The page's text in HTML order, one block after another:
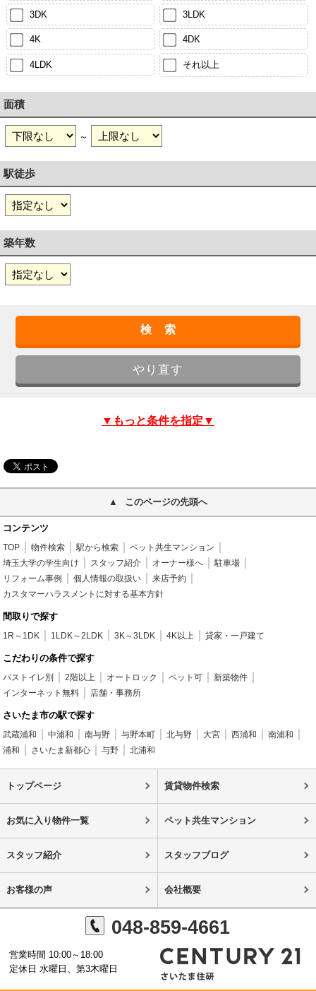
3DK 3LDK
4K 4DK
4LDK それ以上
面積
～
駅徒歩
築年数
▼もっと条件を指定▼
このページの先頭へ
コンテンツ
TOP 物件検索 駅から検索
ペット共生マンション
埼玉大学の学生向け
スタッフ紹介 オーナー様へ
駐車場
リフォーム事例
個人情報の取扱い
来店予約
カスタマーハラスメントに対する基本方針
間取りで探す
1R～1DK 1LDK～2LDK 3K～3LDK 4K以上 貸家・一戸建て
こだわりの条件で探す
バストイレ別 2階以上 オートロック ペット可
新築物件
インターネット無料
店舗・事務所
さいたま市の駅で探す
武蔵浦和 中浦和 南与野 与野本町 北与野 大宮 西浦和
南浦和
浦和
さいたま新都心 与野 北浦和
トップページ 賃貸物件検索
お気に入り物件一覧 ペット共生マンション
スタッフ紹介 スタッフブログ
お客様の声 会社概要
048-859-4661
営業時間 10:00～18:00
定休日 水曜日、第3木曜日